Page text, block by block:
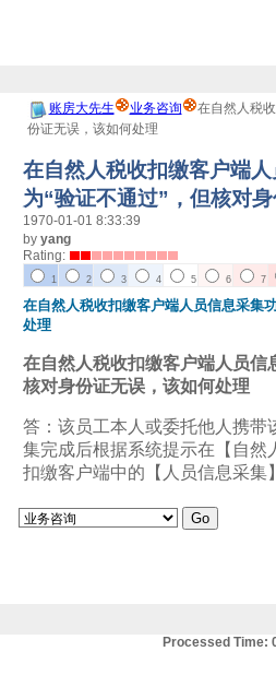
账房大先生 业务咨询
在自然人税
份证无误，该如何处理
在自然人税收扣缴客户端
为“验证不通过”，但核对
1970-01-01 8:33:39
by yang
Rating:
1 2 3 4 5 6 7
在自然人税收扣缴客户端人员信息采集
处理
在自然人税收扣缴客户端人员信
核对身份证无误，该如何处理
答：该员工本人或委托他人携带
集完成后根据系统提示在【自然
扣缴客户端中的【人员信息采集
Processed Time: